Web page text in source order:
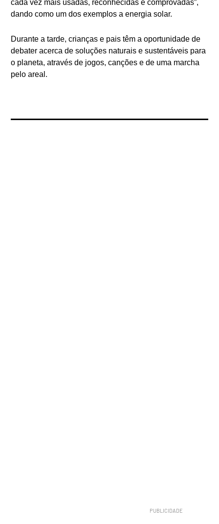
cada vez mais usadas, reconhecidas e comprovadas”,
dando como um dos exemplos a energia solar.
Durante a tarde, crianças e pais têm a oportunidade de
debater acerca de soluções naturais e sustentáveis para
o planeta, através de jogos, canções e de uma marcha
pelo areal.